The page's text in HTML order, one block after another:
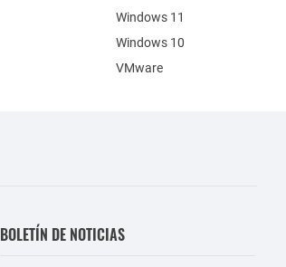
Windows 11
Windows 10
VMware
BOLETÍN DE NOTICIAS